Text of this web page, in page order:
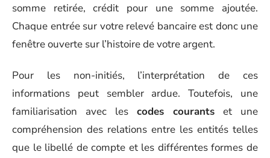
somme retirée, crédit pour une somme ajoutée.
Chaque entrée sur votre relevé bancaire est donc une
fenêtre ouverte sur l’histoire de votre argent.
Pour les non-initiés, l’interprétation de ces
informations peut sembler ardue. Toutefois, une
familiarisation avec les codes courants et une
compréhension des relations entre les entités telles
que le libellé de compte et les différentes formes de